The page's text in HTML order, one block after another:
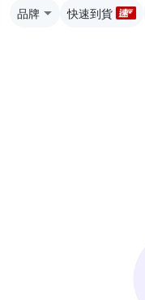
品牌 快速到貨